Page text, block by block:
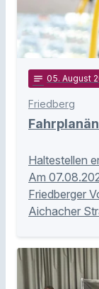
notes 05. August
Friedberg
Haltestellen
Am
Friedberger
Aichacher